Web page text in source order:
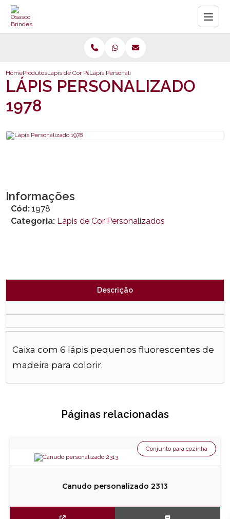
HomeProdutosLápis de Cor Personalizados
Lápis Personalizado 1978
LÁPIS PERSONALIZADO
1978
Informações
Cód: 1978
Categoria: Lápis de Cor Personalizados
Descrição
Caixa com 6 lápis pequenos fluorescentes de
madeira para colorir.
Páginas relacionadas
Canudo personalizado 2313
Conjunto para cozinha